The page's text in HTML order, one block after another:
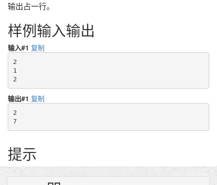
输出占一行。
样例输入输出
输入#1 复制
2
1
2
输出#1 复制
2
7
提示